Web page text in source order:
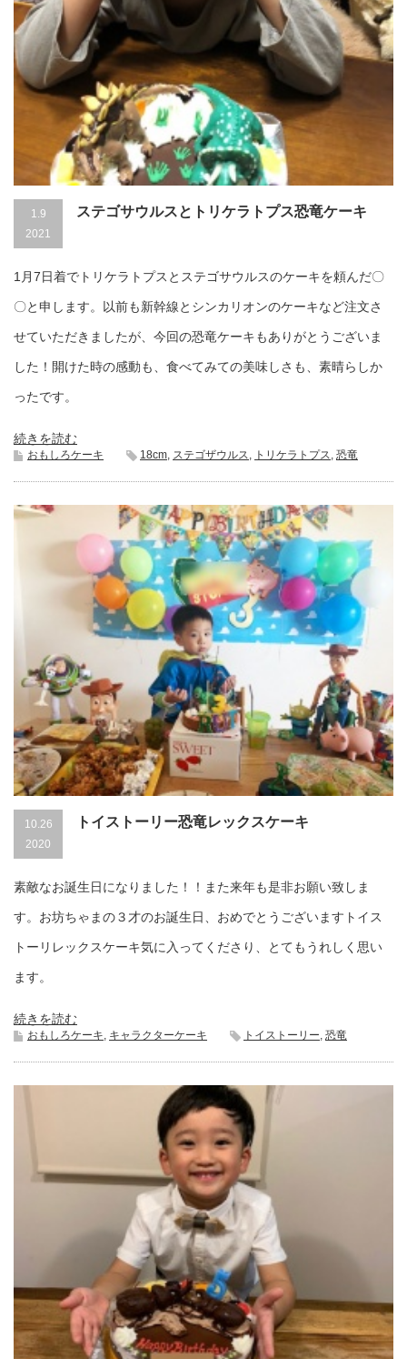
1.9
2021
ステゴサウルスとトリケラトプス恐竜ケーキ
1月7日着でトリケラトプスとステゴサウルスのケーキを頼んだ〇
〇と申します。以前も新幹線とシンカリオンのケーキなど注文さ
せていただきましたが、今回の恐竜ケーキもありがとうございま
した！開けた時の感動も、食べてみての美味しさも、素晴らしか
ったです。
続きを読む
おもしろケーキ 18cm, ステゴザウルス, トリケラトプス, 恐竜
10.26
2020
トイストーリー恐竜レックスケーキ
素敵なお誕生日になりました！！また来年も是非お願い致しま
す。お坊ちゃまの３才のお誕生日、おめでとうございますトイス
トーリレックスケーキ気に入ってくださり、とてもうれしく思い
ます。
続きを読む
おもしろケーキ, キャラクターケーキ トイストーリー, 恐竜